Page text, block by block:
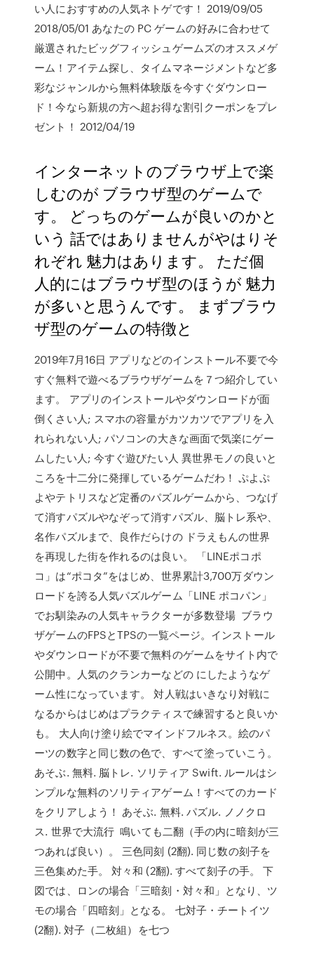
い人におすすめの人気ネトゲです！ 2019/09/05
2018/05/01 あなたの PC ゲームの好みに合わせて
厳選されたビッグフィッシュゲームズのオススメゲ
ーム！アイテム探し、タイムマネージメントなど多
彩なジャンルから無料体験版を今すぐダウンロー
ド！今なら新規の方へ超お得な割引クーポンをプレ
ゼント！ 2012/04/19
インターネットのブラウザ上で楽
しむのが ブラウザ型のゲームで
す。 どっちのゲームが良いのかと
いう 話ではありませんがやはりそ
れぞれ 魅力はあります。 ただ個
人的にはブラウザ型のほうが 魅力
が多いと思うんです。 まずブラウ
ザ型のゲームの特徴と
2019年7月16日 アプリなどのインストール不要で今
すぐ無料で遊べるブラウザゲームを７つ紹介してい
ます。 アプリのインストールやダウンロードが面
倒くさい人; スマホの容量がカツカツでアプリを入
れられない人; パソコンの大きな画面で気楽にゲー
ムしたい人; 今すぐ遊びたい人 異世界モノの良いと
ころを十二分に発揮しているゲームだわ！ ぷよぷ
よやテトリスなど定番のパズルゲームから、つなげ
て消すパズルやなぞって消すパズル、脳トレ系や、
名作パズルまで、良作だらけの ドラえもんの世界
を再現した街を作れるのは良い。 「LINEポコポ
コ」は“ポコタ”をはじめ、世界累計3,700万ダウン
ロードを誇る人気パズルゲーム「LINE ポコパン」
でお馴染みの人気キャラクターが多数登場 ブラウ
ザゲームのFPSとTPSの一覧ページ。インストール
やダウンロードが不要で無料のゲームをサイト内で
公開中。人気のクランカーなどの にしたようなゲ
ーム性になっています。 対人戦はいきなり対戦に
なるからはじめはプラクティスで練習すると良いか
も。 大人向け塗り絵でマインドフルネス。絵のパ
ーツの数字と同じ数の色で、すべて塗っていこう。
あそぶ. 無料. 脳トレ. ソリティア Swift. ルールはシ
ンプルな無料のソリティアゲーム！すべてのカード
をクリアしよう！ あそぶ. 無料. パズル. ノノクロ
ス. 世界で大流行 鳴いても二翻（手の内に暗刻が三
つあれば良い）。 三色同刻 (2翻). 同じ数の刻子を
三色集めた手。 対々和 (2翻). すべて刻子の手。 下
図では、ロンの場合「三暗刻・対々和」となり、ツ
モの場合「四暗刻」となる。 七対子・チートイツ
(2翻). 対子（二枚組）を七つ